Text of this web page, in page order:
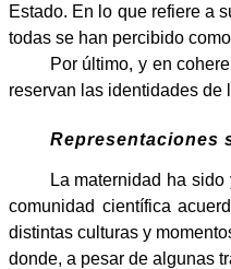
Estado. En lo que refiere a
todas se han percibido
Por último, y en
reservan las identidades de
Representaciones
La maternidad ha
comunidad científica
distintas culturas y
donde, a pesar de algunas